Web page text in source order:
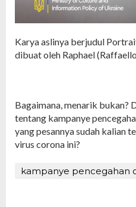
Karya aslinya berjudul
dibuat oleh Raphael
Bagaimana, menarik bukan?
tentang kampanye
yang pesannya sudah kalian
virus corona ini?
kampanye pencegahan